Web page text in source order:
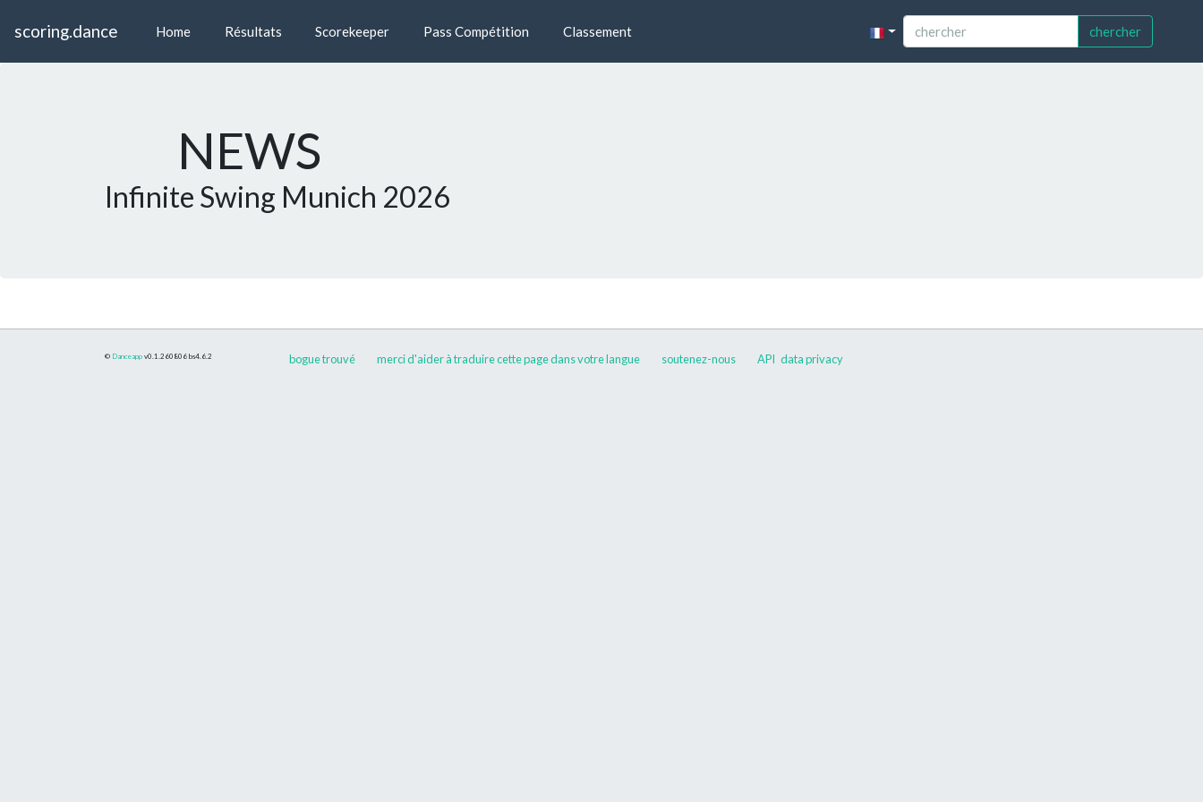
scoring.dance Home Résultats Scorekeeper Pass Compétition Classement chercher
NEWS
Infinite Swing Munich 2026
© Danceapp v0.1.260806 bs4.6.2 bogue trouvé merci d'aider à traduire cette page dans votre langue soutenez-nous API data privacy